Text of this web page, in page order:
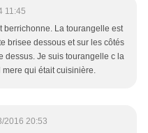
11:45
berrichonne. La tourangelle est
brisee dessous et sur les côtés
dessus. Je suis tourangelle c la
mere qui était cuisinière.
2016 20:53